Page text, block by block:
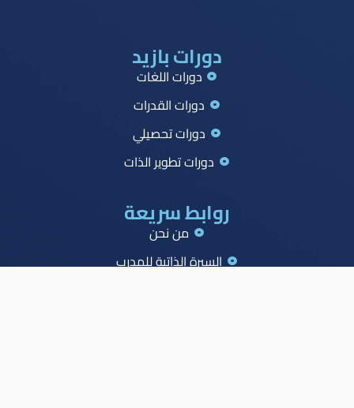
دورات بازيد
دورات اللغات
دورات القدرات
دورات تحصيلي
دورات تطوير الذات
روابط سريعة
من نحن
السيرة الذاتية للمدرب